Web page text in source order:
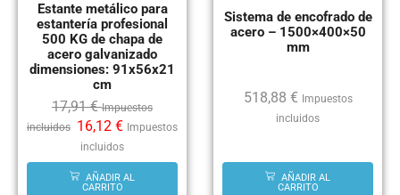
Estante metálico para
estantería profesional
500 KG de chapa de
acero galvanizado
dimensiones: 91x56x21
cm
17,91€ Impuestos
incluidos 16,12 € Impuestos
incluidos
AÑADIR AL
CARRITO
Sistema de encofrado de
acero – 1500×400×50
mm
518,88 €
Impuestos
incluidos
AÑADIR AL
CARRITO